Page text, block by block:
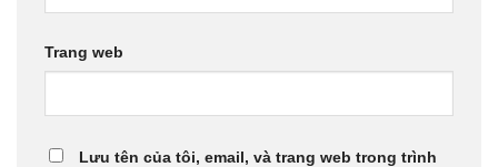
Trang web
Lưu tên của tôi, email, và trang web trong trình